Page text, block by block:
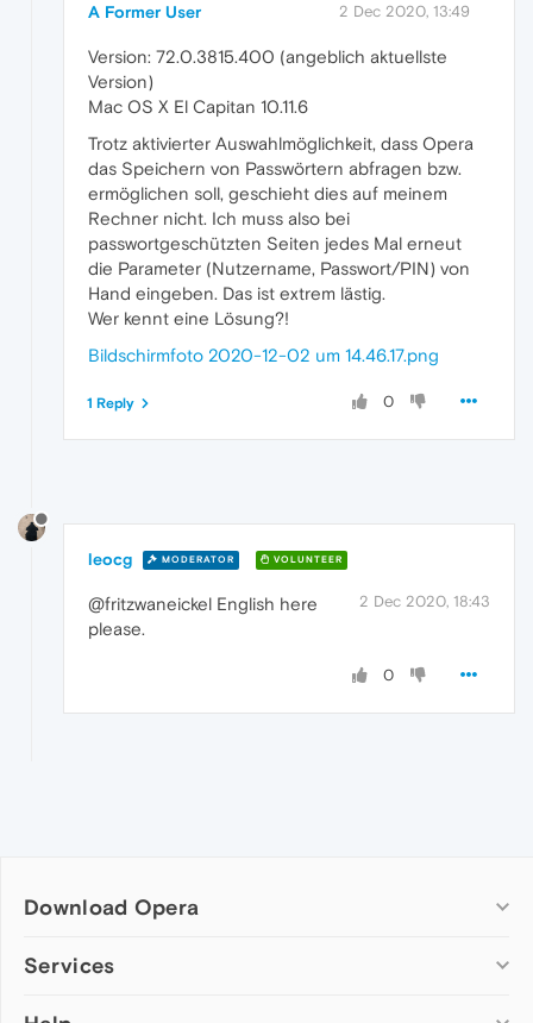
A Former User 2 Dec 2020, 13:49
Version: 72.0.3815.400 (angeblich aktuellste
Version)
Mac OS X El Capitan 10.11.6
Trotz aktivierter Auswahlmöglichkeit, dass Opera
das Speichern von Passwörtern abfragen bzw.
ermöglichen soll, geschieht dies auf meinem
Rechner nicht. Ich muss also bei
passwortgeschützten Seiten jedes Mal erneut
die Parameter (Nutzername, Passwort/PIN) von
Hand eingeben. Das ist extrem lästig.
Wer kennt eine Lösung?!
Bildschirmfoto 2020-12-02 um 14.46.17.png
0
1 Reply
leocg MODERATOR VOLUNTEER
2 Dec 2020, 18:43
@fritzwaneickel English here
please.
0
Download Opera
Computer browsers
Services